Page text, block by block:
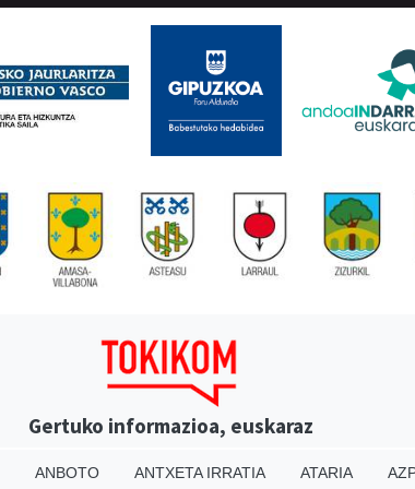
Gertuko informazioa, euskaraz
ANBOTO ANTXETA IRRATIA ATARIA